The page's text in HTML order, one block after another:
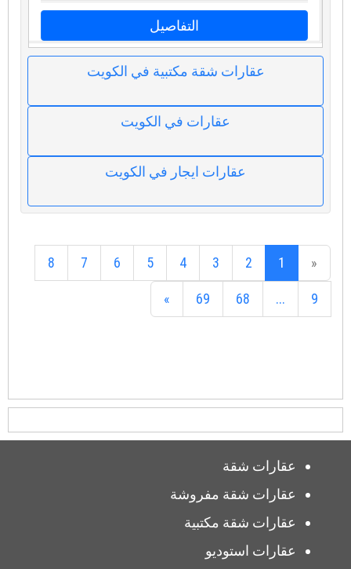
التفاصيل
عقارات شقة مكتبية في الكويت
عقارات في الكويت
عقارات ايجار في الكويت
«
1
2
3
4
5
6
7
8
9
...
68
69
»
عقارات شقة
عقارات شقة مفروشة
عقارات شقة مكتبية
عقارات استوديو